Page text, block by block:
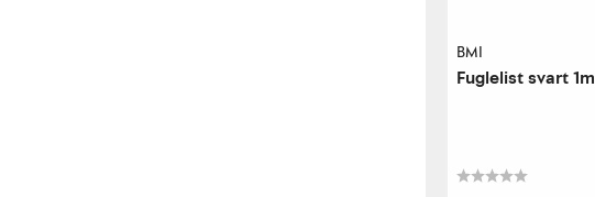
BMI
Fuglelist svart 1m